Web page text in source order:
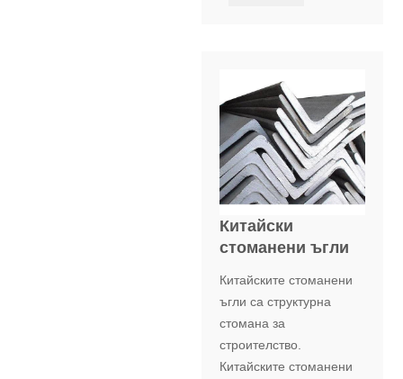
Китайски
стоманени ъгли
Китайските стоманени
ъгли са структурна
стомана за
строителство.
Китайските стоманени